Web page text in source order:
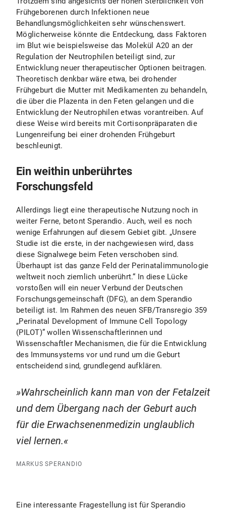
Frühgeborenen durch Infektionen neue
Behandlungsmöglichkeiten sehr wünschenswert.
Möglicherweise könnte die Entdeckung, dass Faktoren
im Blut wie beispielsweise das Molekül A20 an der
Regulation der Neutrophilen beteiligt sind, zur
Entwicklung neuer therapeutischer Optionen beitragen.
Theoretisch denkbar wäre etwa, bei drohender
Frühgeburt die Mutter mit Medikamenten zu behandeln,
die über die Plazenta in den Feten gelangen und die
Entwicklung der Neutrophilen etwas vorantreiben. Auf
diese Weise wird bereits mit Cortisonpräparaten die
Lungenreifung bei einer drohenden Frühgeburt
beschleunigt.
Ein weithin unberührtes
Forschungsfeld
Allerdings liegt eine therapeutische Nutzung noch in
weiter Ferne, betont Sperandio. Auch, weil es noch
wenige Erfahrungen auf diesem Gebiet gibt. „Unsere
Studie ist die erste, in der nachgewiesen wird, dass
diese Signalwege beim Feten verschoben sind.
Überhaupt ist das ganze Feld der Perinatalimmunologie
weltweit noch ziemlich unberührt.“ In diese Lücke
vorstoßen will ein neuer Verbund der Deutschen
Forschungsgemeinschaft (DFG), an dem Sperandio
beteiligt ist. Im Rahmen des neuen SFB/Transregio 359
„Perinatal Development of Immune Cell Topology
(PILOT)” wollen Wissenschaftlerinnen und
Wissenschaftler Mechanismen, die für die Entwicklung
des Immunsystems vor und rund um die Geburt
entscheidend sind, grundlegend aufklären.
Wahrscheinlich kann man von der Fetalzeit
und dem Übergang nach der Geburt auch
für die Erwachsenenmedizin unglaublich
viel lernen.
MARKUS SPERANDIO
Eine interessante Fragestellung ist für Sperandio